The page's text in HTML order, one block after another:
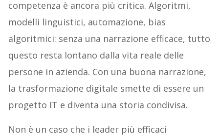
competenza è ancora più critica. Algoritmi,
modelli linguistici, automazione, bias
algoritmici: senza una narrazione efficace, tutto
questo resta lontano dalla vita reale delle
persone in azienda. Con una buona narrazione,
la trasformazione digitale smette di essere un
progetto IT e diventa una storia condivisa.
Non è un caso che i leader più efficaci